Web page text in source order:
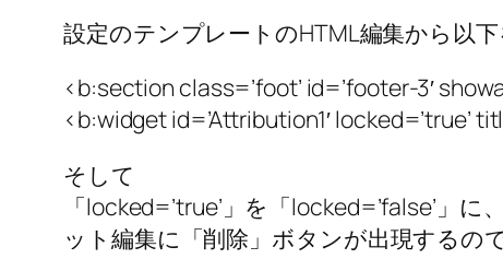
設定のテンプレートのHTML編集から以下
<b:section class=’foot’ id=’footer-3′
<b:widget id=’Attribution1′ locked=’true’
そして
「locked=’true’」を「locked=’false’」
ット編集に「削除」ボタンが出現するの